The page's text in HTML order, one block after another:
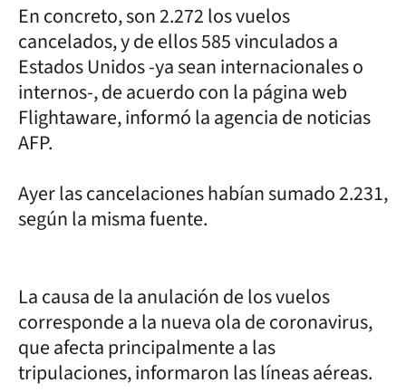
En concreto, son 2.272 los vuelos
cancelados, y de ellos 585 vinculados a
Estados Unidos -ya sean internacionales o
internos-, de acuerdo con la página web
Flightaware, informó la agencia de noticias
AFP.
Ayer las cancelaciones habían sumado 2.231,
según la misma fuente.
La causa de la anulación de los vuelos
corresponde a la nueva ola de coronavirus,
que afecta principalmente a las
tripulaciones, informaron las líneas aéreas.